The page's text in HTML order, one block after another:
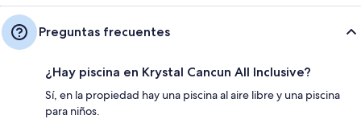
Preguntas frecuentes
¿Hay piscina en Krystal Cancun All Inclusive?
Sí, en la propiedad hay una piscina al aire libre y una piscina
para niños.